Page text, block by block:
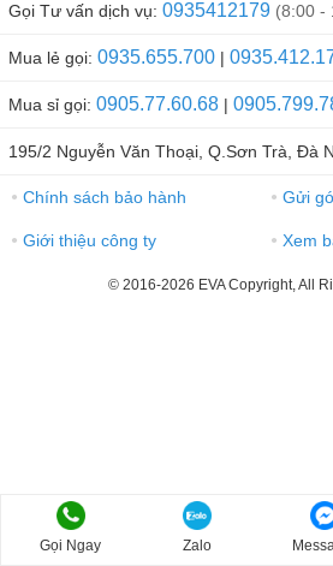
Gọi Tư vấn dịch vụ: 0935412179 (8:00 -
Mua lẻ gọi: 0935.655.700 |
Mua sỉ gọi: 0905.77.60.68 |
195/2 Nguyễn Văn Thoại, Q.Sơn Trà, Đà
● Chính sách bảo hành ● Gửi
● Giới thiệu công ty ● Xem
© 2016-2026 EVA Copyright, All
Gọi Ngay Zalo